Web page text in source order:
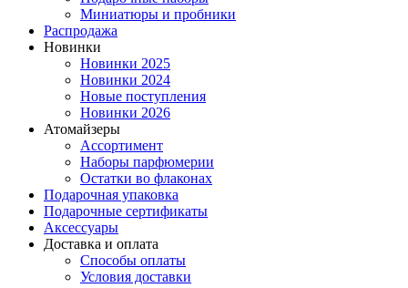
Миниатюры и пробники
Распродажа
Новинки
Новинки 2025
Новинки 2024
Новые поступления
Новинки 2026
Атомайзеры
Ассортимент
Наборы парфюмерии
Остатки во флаконах
Подарочная упаковка
Подарочные сертификаты
Аксессуары
Доставка и оплата
Способы оплаты
Условия доставки